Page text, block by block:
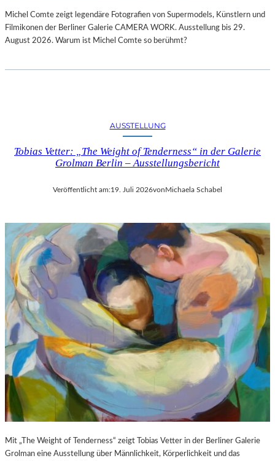
Michel Comte zeigt legendäre Fotografien von Supermodels, Künstlern und
Filmikonen der Berliner Galerie CAMERA WORK. Ausstellung bis 29.
August 2026. Warum ist Michel Comte so berühmt?
AUSSTELLUNG
Tobias Vetter: „The Weight of Tenderness“ in der Galerie
Grolman Berlin – Ausstellungsbericht
Veröffentlicht am:19. Juli 2026von Michaela Schabel
Mit „The Weight of Tenderness“ zeigt Tobias Vetter in der Berliner Galerie
Grolman eine Ausstellung über Männlichkeit, Körperlichkeit und das